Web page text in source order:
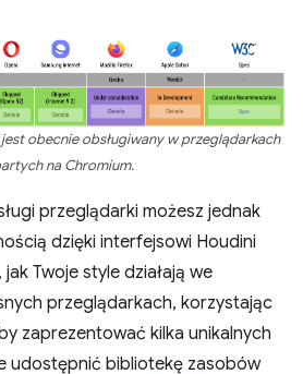
obecnie obsługiwany w przeglądarkach
na Chromium.
przeglądarki możesz jednak
dzięki interfejsowi Houdini
Twoje style działają we
przeglądarkach, korzystając
zaprezentować kilka unikalnych
udostępnić bibliotekę zasobów